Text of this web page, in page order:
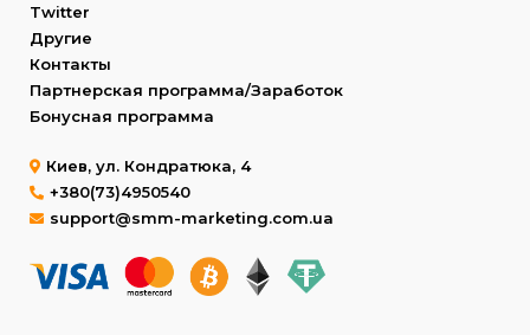
Twitter
Другие
Контакты
Партнерская программа/Заработок
Бонусная программа
Киев, ул. Кондратюка, 4
+380(73)4950540
support@smm-marketing.com.ua